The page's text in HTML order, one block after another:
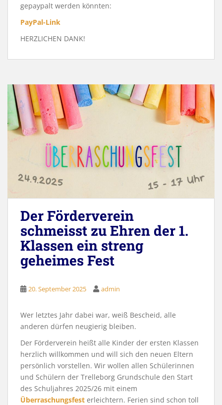
gepaypalt werden könnten:
PayPal-Link
HERZLICHEN DANK!
Der Förderverein
schmeisst zu Ehren der 1.
Klassen ein streng
geheimes Fest
20. September 2025 admin
Wer letztes Jahr dabei war, weiß Bescheid, alle
anderen dürfen neugierig bleiben.
Der Förderverein heißt alle Kinder der ersten Klassen
herzlich willkommen und will sich den neuen Eltern
persönlich vorstellen. Wir wollen allen Schülerinnen
und Schülern der Trelleborg Grundschule den Start
des Schuljahres 2025/26 mit einem
Überraschungsfest erleichtern. Ferien sind schon toll